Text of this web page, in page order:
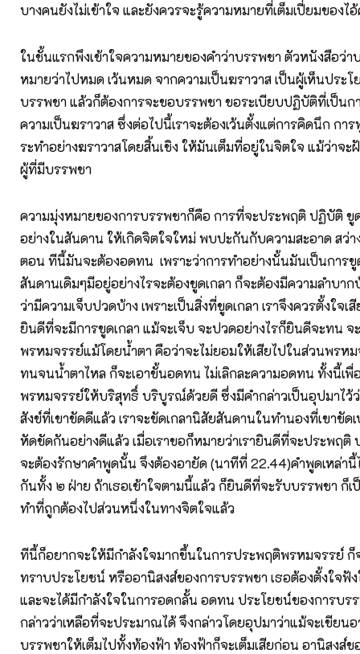
บางคนยังไม่เข้าใจ และยังควรจะรู้ความหมายที่เต็มเปี่ยมของไ
ในชั้นแรกพึงเข้าใจความหมายของคำว่าบรรพชา ตัวหนังสือว่า
หมายว่าไปหมด เว้นหมด จากความเป็นฆราวาส เป็นผู้เห็นประ
บรรพชา แล้วก็ต้องการจะขอบรรพชา ขอระเบียบปฏิบัติที่เป็นก
ความเป็นฆราวาส ซึ่งต่อไปนี้เราจะต้องเว้นตั้งแต่การคิดนึก กา
ระทำอย่างฆราวาสโดยสิ้นเชิง ให้มันเต็มที่อยู่ในจิตใจ แม้ว่าจ
ผู้ที่มีบรรพชา
ความมุ่งหมายของการบรรพชาก็คือ การที่จะประพฤติ ปฏิบัติ ขู
อย่างในสันดาน ให้เกิดจิตใจใหม่ พบปะกันกับความสะอาด สว่า
ตอน ทีนี้มันจะต้องอดทน เพราะว่าการทำอย่างนั้นมันเป็นการขู
สันดานเดิมๆมีอยู่อย่างไรจะต้องขูดเกลา ก็จะต้องมีความลำบาก
ว่ามีความเจ็บปวดบ้าง เพราะเป็นสิ่งที่ขูดเกลา เราจึงควรตั้งใจเ
ยินดีที่จะมีการขูดเกลา แม้จะเจ็บ จะปวดอย่างไรก็ยินดีจะทน จ
พรหมจรรย์แม้โดยน้ำตา คือว่าจะไม่ยอมให้เสียไปในส่วนพรห
ทนจนน้ำตาไหล ก็จะเอาขั้นอดทน ไม่เลิกละความอดทน ทั้งนี้เพื่
พรหมจรรย์ให้บริสุทธิ์ บริบูรณ์ด้วยดี ซึ่งมีคำกล่าวเป็นอุปมาไว้
สังข์ที่เขาขัดดีแล้ว เราจะขัดเกลานิสัยสันดานในทำนองที่เขาขัด
หัดขัดกันอย่างดีแล้ว เมื่อเราขอก็หมายว่าเรายินดีที่จะประพฤติ
จะต้องรักษาคำพูดนั้น จึงต้องอายัด (นาทีที่ 22.44)คำพูดเหล่านี้
กันทั้ง ๒ ฝ่าย ถ้าเธอเข้าใจตามนี้แล้ว ก็ยินดีที่จะรับบรรพชา ก็เ
ทำที่ถูกต้องไปส่วนหนึ่งในทางจิตใจแล้ว
ทีนี้ก็อยากจะให้มีกำลังใจมากขึ้นในการประพฤติพรหมจรรย์ ก็
ทราบประโยชน์ หรืออานิสงส์ของการบรรพชา เธอต้องตั้งใจฟัง
และจะได้มีกำลังใจในการอดกลั้น อดทน ประโยชน์ของการบร
กล่าวว่าเหลือที่จะประมาณได้ จึงกล่าวโดยอุปมาว่าแม้จะเขียน
บรรพชาให้เต็มไปทั้งท้องฟ้า ท้องฟ้าก็จะเต็มเสียก่อน อานิสงส์ข